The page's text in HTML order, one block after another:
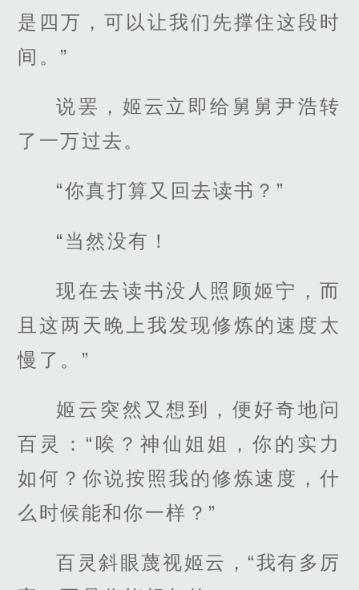
是四万，可以让我们先撑住这段时
间。”
说罢，姬云立即给舅舅尹浩转
了一万过去。
“你真打算又回去读书？”
“当然没有！
现在去读书没人照顾姬宁，而
且这两天晚上我发现修炼的速度太
慢了。”
姬云突然又想到，便好奇地问
百灵：“唉？神仙姐姐，你的实力
如何？你说按照我的修炼速度，什
么时候能和你一样？”
百灵斜眼蔑视姬云，“我有多厉